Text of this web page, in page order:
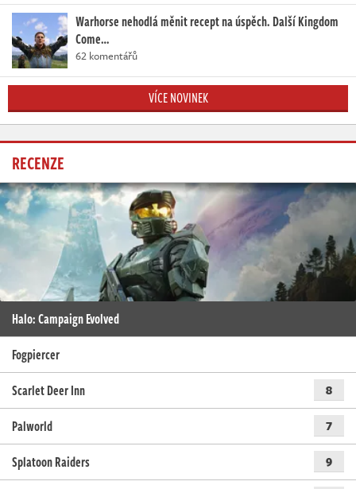
Warhorse nehodlá měnit recept na úspěch. Další Kingdom
Come…
62 komentářů
VÍCE NOVINEK
RECENZE
Halo: Campaign Evolved
Fogpiercer
Scarlet Deer Inn
8
Palworld 7
Splatoon Raiders 9